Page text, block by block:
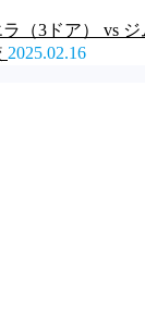
（3ドア） vs
2025.02.16